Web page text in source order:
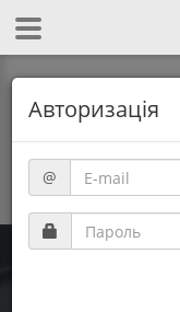
Авторизація
@